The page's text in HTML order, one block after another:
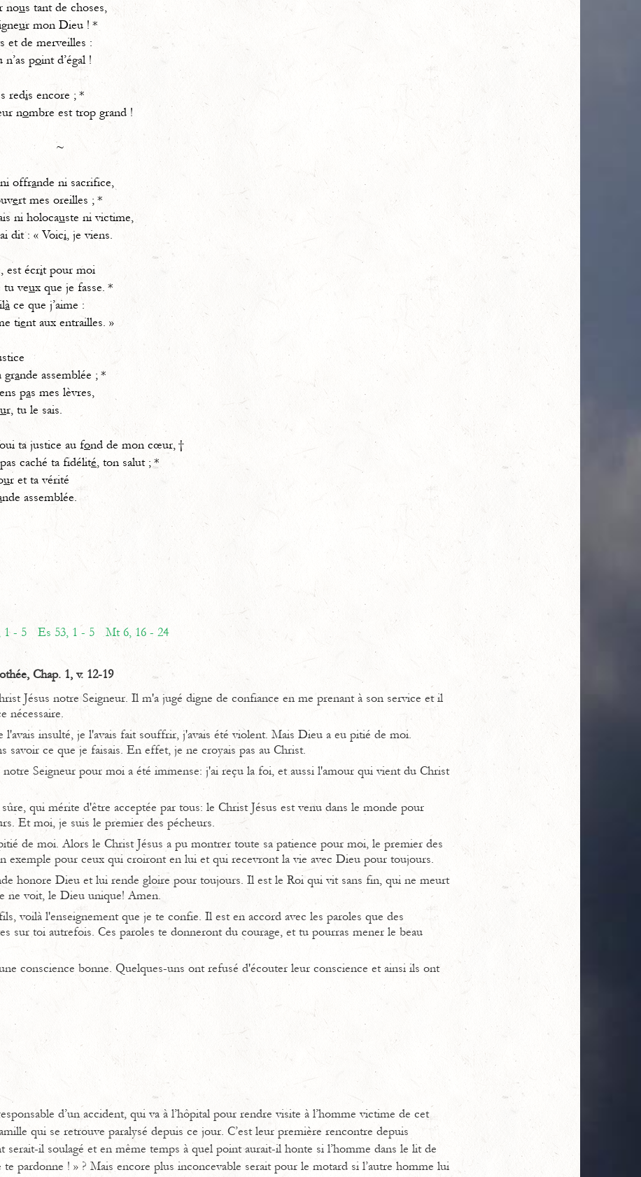
nous tant de choses,
ur mon Dieu ! *
et de merveilles :
point d’égal !
redis encore ; *
nombre est trop grand !
offrande ni sacrifice,
ert mes oreilles ; *
ni holocauste ni victime,
: « Voici, je viens.
est écrit pour moi
veux que je fasse. *
àce que j’aime :
tient aux entrailles. »
ande assemblée ; *
pas mes lèvres,
ur, tu le sais.
ta justice au fond de mon cœur, †
caché ta fidélité, ton salut ; *
ur et ta vérité
nde assemblée.
1 - 5 Es 53, 1 - 5 Mt 6, 16 - 24
Chap. 1, v. 12-19
Jésus notre Seigneur. Il m'a jugé digne de confiance en me prenant à son service et il
nécessaire.
l'avais insulté, je l'avais fait souffrir, j'avais été violent. Mais Dieu a eu pitié de moi.
savoir ce que je faisais. En effet, je ne croyais pas au Christ.
Seigneur pour moi a été immense: j'ai reçu la foi, et aussi l'amour qui vient du Christ
qui mérite d'être acceptée par tous: le Christ Jésus est venu dans le monde pour
Et moi, je suis le premier des pécheurs.
de moi. Alors le Christ Jésus a pu montrer toute sa patience pour moi, le premier des
exemple pour ceux qui croiront en lui et qui recevront la vie avec Dieu pour toujours.
honore Dieu et lui rende gloire pour toujours. Il est le Roi qui vit sans fin, qui ne meurt
ne voit, le Dieu unique! Amen.
voilà l'enseignement que je te confie. Il est en accord avec les paroles que des
sur toi autrefois. Ces paroles te donneront du courage, et tu pourras mener le beau
conscience bonne. Quelques-uns ont refusé d'écouter leur conscience et ainsi ils ont
d’un accident, qui va à l’hôpital pour rendre visite à l’homme victime de cet
qui se retrouve paralysé depuis ce jour. C’est leur première rencontre depuis
serait-il soulagé et en même temps à quel point aurait-il honte si l’homme dans le lit de
te pardonne ! » ? Mais encore plus inconcevable serait pour le motard si l’autre homme lui